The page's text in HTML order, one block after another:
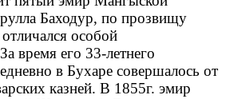
Баходур, по прозвищу
особой
время его 33-летнего
в Бухаре совершалось от
казней. В 1855г. эмир